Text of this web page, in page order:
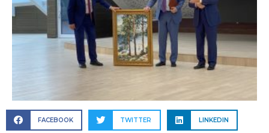
FACEBOOK TWITTER LINKEDIN